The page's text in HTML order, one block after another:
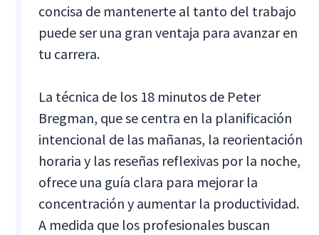
concisa de mantenerte al tanto del trabajo
puede ser una gran ventaja para avanzar en
tu carrera.
La técnica de los 18 minutos de Peter
Bregman, que se centra en la planificación
intencional de las mañanas, la reorientación
horaria y las reseñas reflexivas por la noche,
ofrece una guía clara para mejorar la
concentración y aumentar la productividad.
A medida que los profesionales buscan